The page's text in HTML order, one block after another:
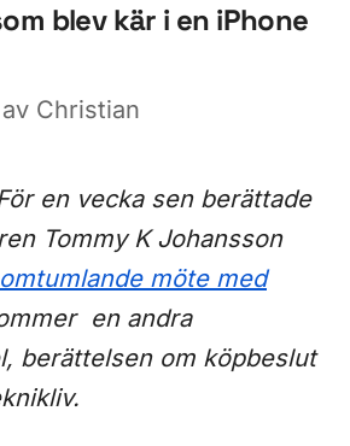
blev kär i en iPhone
av Christian
en vecka sen berättade
Tommy K Johansson
möte med
en andra
berättelsen om köpbeslut